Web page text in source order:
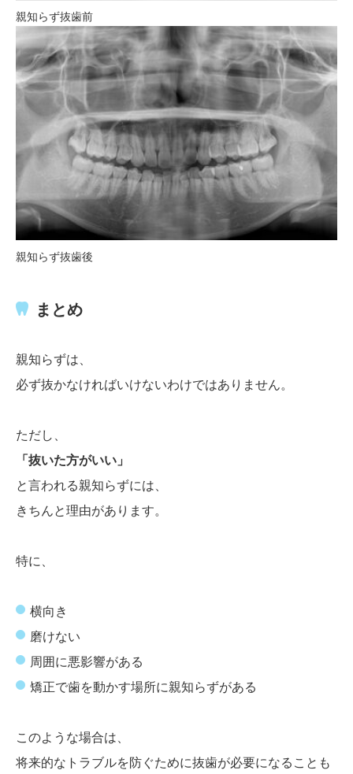
親知らず抜歯前
親知らず抜歯後
まとめ
親知らずは、
必ず抜かなければいけないわけではありません。
ただし、
「抜いた方がいい」
と言われる親知らずには、
きちんと理由があります。
特に、
横向き
磨けない
周囲に悪影響がある
矯正で歯を動かす場所に親知らずがある
このような場合は、
将来的なトラブルを防ぐために抜歯が必要になることも